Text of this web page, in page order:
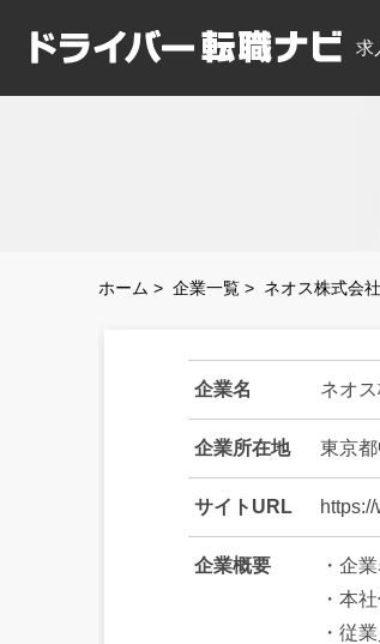
求
ホーム > 企業一覧 > ネオス株式会
企業名 ネオ
企業所在地 東京
サイトURL
企業概要
・企
・本
・従